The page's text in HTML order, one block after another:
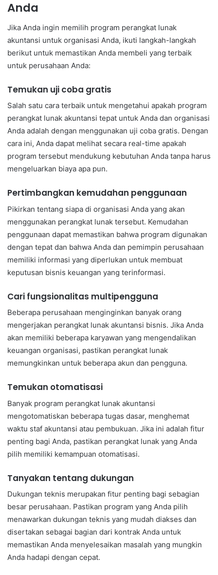
Anda
Jika Anda ingin memilih program perangkat lunak
akuntansi untuk organisasi Anda, ikuti langkah-langkah
berikut untuk memastikan Anda membeli yang terbaik
untuk perusahaan Anda:
Temukan uji coba gratis
Salah satu cara terbaik untuk mengetahui apakah program
perangkat lunak akuntansi tepat untuk Anda dan organisasi
Anda adalah dengan menggunakan uji coba gratis. Dengan
cara ini, Anda dapat melihat secara real-time apakah
program tersebut mendukung kebutuhan Anda tanpa harus
mengeluarkan biaya apa pun.
Pertimbangkan kemudahan penggunaan
Pikirkan tentang siapa di organisasi Anda yang akan
menggunakan perangkat lunak tersebut. Kemudahan
penggunaan dapat memastikan bahwa program digunakan
dengan tepat dan bahwa Anda dan pemimpin perusahaan
memiliki informasi yang diperlukan untuk membuat
keputusan bisnis keuangan yang terinformasi.
Cari fungsionalitas multipengguna
Beberapa perusahaan menginginkan banyak orang
mengerjakan perangkat lunak akuntansi bisnis. Jika Anda
akan memiliki beberapa karyawan yang mengendalikan
keuangan organisasi, pastikan perangkat lunak
memungkinkan untuk beberapa akun dan pengguna.
Temukan otomatisasi
Banyak program perangkat lunak akuntansi
mengotomatiskan beberapa tugas dasar, menghemat
waktu staf akuntansi atau pembukuan. Jika ini adalah fitur
penting bagi Anda, pastikan perangkat lunak yang Anda
pilih memiliki kemampuan otomatisasi.
Tanyakan tentang dukungan
Dukungan teknis merupakan fitur penting bagi sebagian
besar perusahaan. Pastikan program yang Anda pilih
menawarkan dukungan teknis yang mudah diakses dan
disertakan sebagai bagian dari kontrak Anda untuk
memastikan Anda menyelesaikan masalah yang mungkin
Anda hadapi dengan cepat.